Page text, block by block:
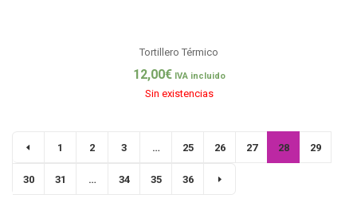
Tortillero Térmico
12,00€ IVA incluido
Sin existencias
1 2 3 … 25 26 27 28 29
30 31 … 34 35 36